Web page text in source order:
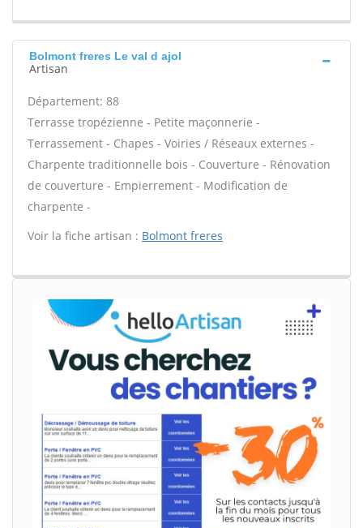
Bolmont freres Le val d ajol
Artisan
Département: 88
Terrasse tropézienne - Petite maçonnerie -
Terrassement - Chapes - Voiries / Réseaux externes -
Charpente traditionnelle bois - Couverture - Rénovation
de couverture - Empierrement - Modification de
charpente -
Voir la fiche artisan : Bolmont freres